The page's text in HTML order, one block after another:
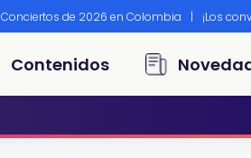
Conciertos de 2026 en Colombia | ¡Los
Contenidos